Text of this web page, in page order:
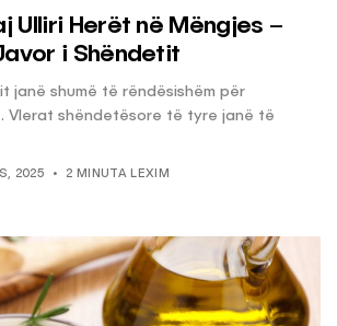
Ulliri Herët në Mëngjes –
i Shëndetit
janë shumë të rëndësishëm për
Vlerat shëndetësore të tyre janë të
2025 2 MINUTA LEXIM